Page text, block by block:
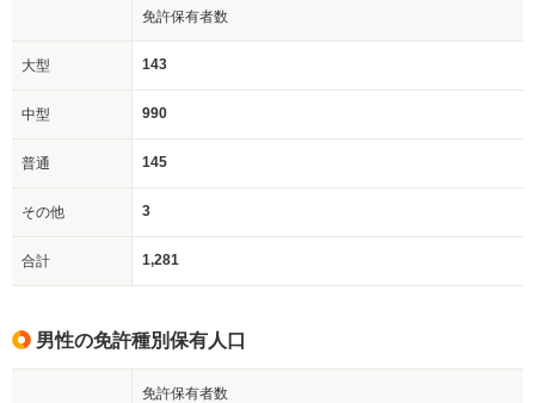
免許保有者数
大型 143
中型 990
普通 145
その他 3
合計 1,281
男性の免許種別保有人口
免許保有者数